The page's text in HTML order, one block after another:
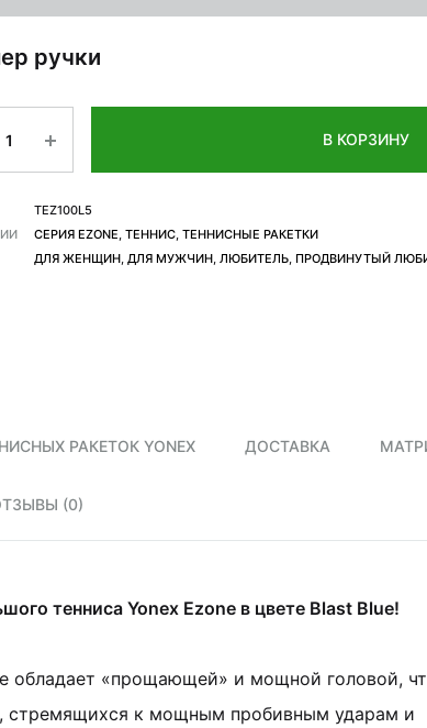
ручки
В КОРЗИНУ
TEZ100L5
СЕРИЯ EZONE, ТЕННИС, ТЕННИСНЫЕ РАКЕТКИ
ДЛЯ ЖЕНЩИН, ДЛЯ МУЖЧИН, ЛЮБИТЕЛЬ, ПРОДВИНУТЫЙ
РАКЕТОК YONEX ДОСТАВКА
(0)
тенниса Yonex Ezone в цвете Blast Blue!
обладает «прощающей» и мощной головой,
стремящихся к мощным пробивным ударам и